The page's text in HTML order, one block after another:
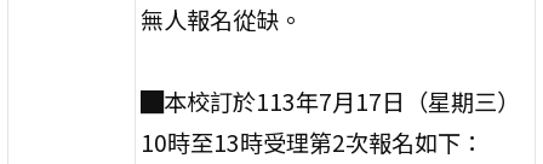
無人報名從缺。
█本校訂於113年7月17日（星期三）
10時至13時受理第2次報名如下：